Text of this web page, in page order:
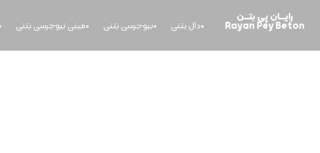
رایــــان پی بتــــن
Rayan Pey Beton دال بتنی نیوجرسی بتنی مینی نیوجرسی بتنی